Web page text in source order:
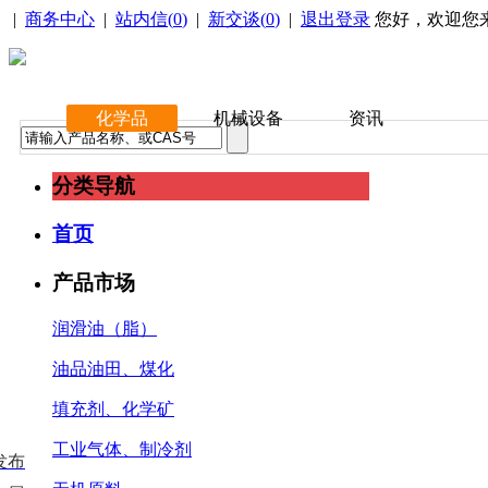
| 商务中心 | 站内信(0) | 新交谈(0) | 退出登录 您好，欢迎您
化学品 机械设备 资讯
分类导航
首页
产品市场
润滑油（脂）
油品油田、煤化
填充剂、化学矿
工业气体、制冷剂
布